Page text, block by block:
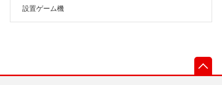
設置ゲーム機